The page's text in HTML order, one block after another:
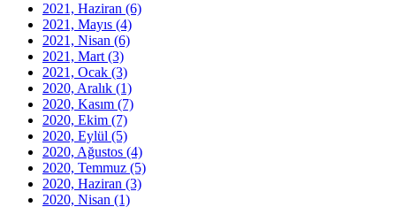
2021, Haziran (6)
2021, Mayıs (4)
2021, Nisan (6)
2021, Mart (3)
2021, Ocak (3)
2020, Aralık (1)
2020, Kasım (7)
2020, Ekim (7)
2020, Eylül (5)
2020, Ağustos (4)
2020, Temmuz (5)
2020, Haziran (3)
2020, Nisan (1)